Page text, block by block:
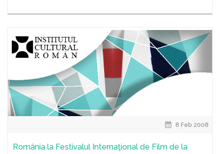
8 Feb 2008
România la Festivalul Internaţional de Film de la